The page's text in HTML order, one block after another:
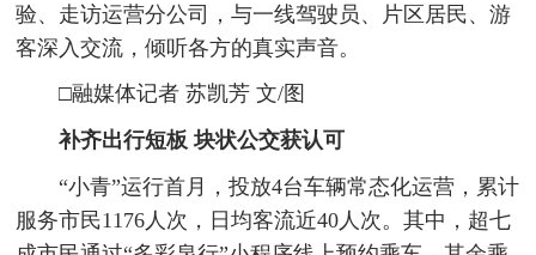
验、走访运营分公司，与一线驾驶员、片区居民、游
客深入交流，倾听各方的真实声音。
□融媒体记者 苏凯芳 文/图
补齐出行短板块状公交获认可
“小青”运行首月，投放4台车辆常态化运营，累计
服务市民1176人次，日均客流近40人次。其中，超七